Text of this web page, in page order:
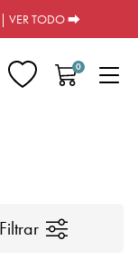
| VER TODO ⮕
0
Filtrar